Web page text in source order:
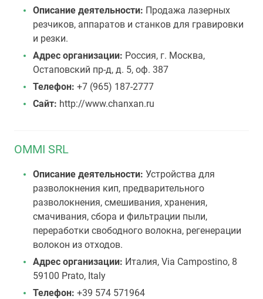
Описание деятельности: Продажа лазерных
резчиков, аппаратов и станков для гравировки
и резки.
Адрес организации: Россия, г. Москва,
Остаповский пр-д, д. 5, оф. 387
Телефон: +7 (965) 187-2777
Сайт: http://www.chanxan.ru
OMMI SRL
Описание деятельности: Устройства для
разволокнения кип, предварительного
разволокнения, смешивания, хранения,
смачивания, сбора и фильтрации пыли,
переработки свободного волокна, регенерации
волокон из отходов.
Адрес организации: Италия, Via Campostino, 8
59100 Prato, Italy
Телефон: +39 574 571964